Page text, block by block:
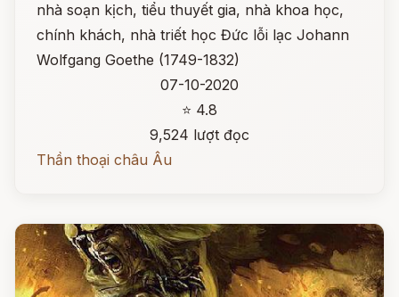
nhà soạn kịch, tiểu thuyết gia, nhà khoa học,
chính khách, nhà triết học Đức lỗi lạc Johann
Wolfgang Goethe (1749-1832)
07-10-2020
⭐ 4.8
9,524 lượt đọc
Thần thoại châu Âu